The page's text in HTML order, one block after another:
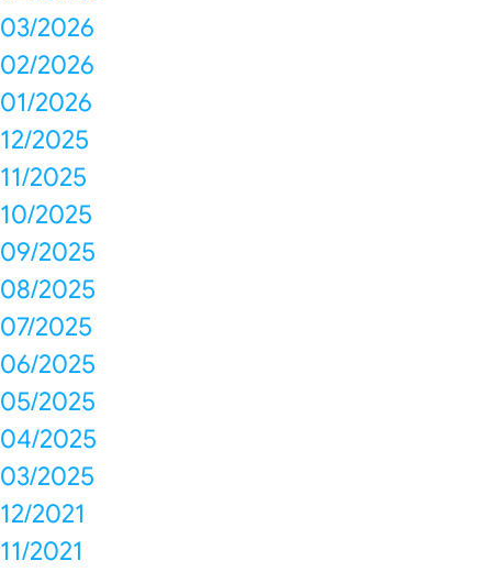
03/2026
02/2026
01/2026
12/2025
11/2025
10/2025
09/2025
08/2025
07/2025
06/2025
05/2025
04/2025
03/2025
12/2021
11/2021